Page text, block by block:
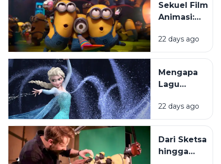
Beragam
Teknik di
Animasi
Sekuel Film
Animasi:
Penonton
Selalu
22 days ago
Mengapa
Lagu
Film
Animasi
Melekat di
Ingatan?
22 days ago
Dari Sketsa
hingga